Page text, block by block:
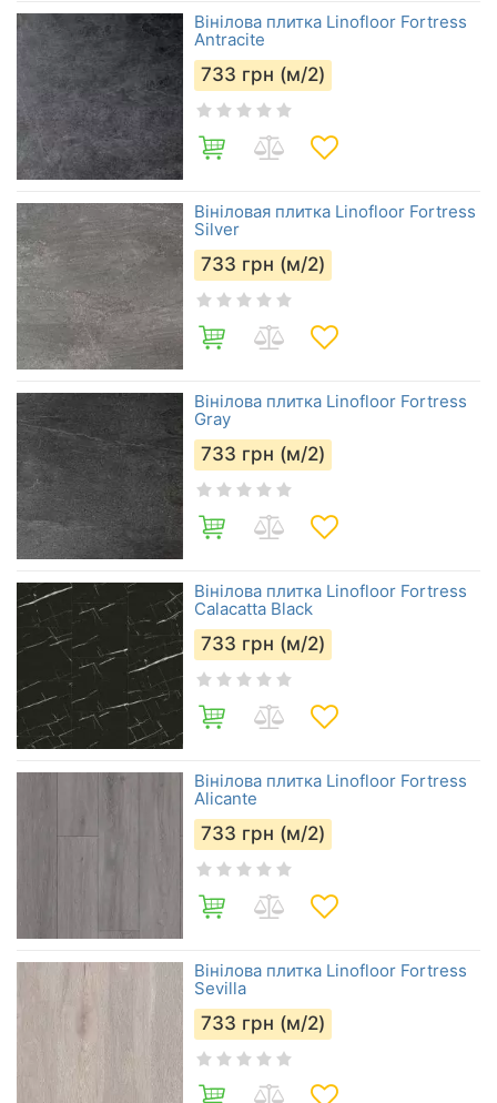
Вінілова плитка Linofloor Fortress
Antracite
733 грн (м/2)
Вініловая плитка Linofloor Fortress
Silver
733 грн (м/2)
Вінілова плитка Linofloor Fortress
Gray
733 грн (м/2)
Вінілова плитка Linofloor Fortress
Calacatta Black
733 грн (м/2)
Вінілова плитка Linofloor Fortress
Alicante
733 грн (м/2)
Вінілова плитка Linofloor Fortress
Sevilla
733 грн (м/2)